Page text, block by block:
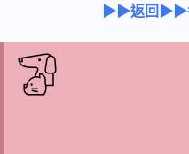
▶▶返回▶▶